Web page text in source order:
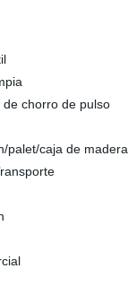
chorro de pulso
palet/caja de madera